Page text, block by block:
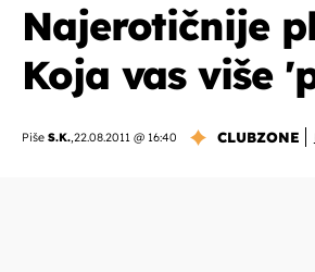
Najerotičnije
Koja vas više
Piše S.K.,22.08.2011 @ 16:40 CLUBZONE